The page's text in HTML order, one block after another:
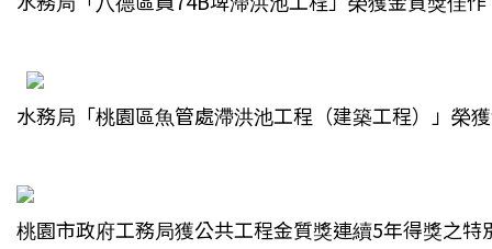
水務局 「桃園區魚管處滯洪池工程（建築工程）」榮
桃園市政府工務局獲公共工程金質獎連續5年得獎之特